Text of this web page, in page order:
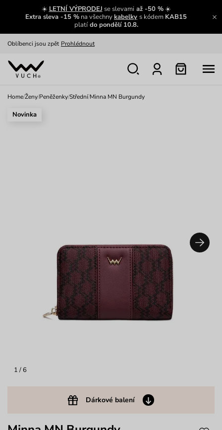
☀️ LETNÍ VÝPRODEJ se slevamiaž -50 %☀️
Extra sleva -15 % na všechnykabelky s kódem KAB15
platído pondělí 10.8.
Zajímavosti ze světa Vuch:
Zobrazit
Oblíbenci jsou zpět Prohlédnout
Nech se inspirovat
Home/Ženy/Peněženky/Střední/Minna MN Burgundy
1 / 6
Dárkové balení
Novinka